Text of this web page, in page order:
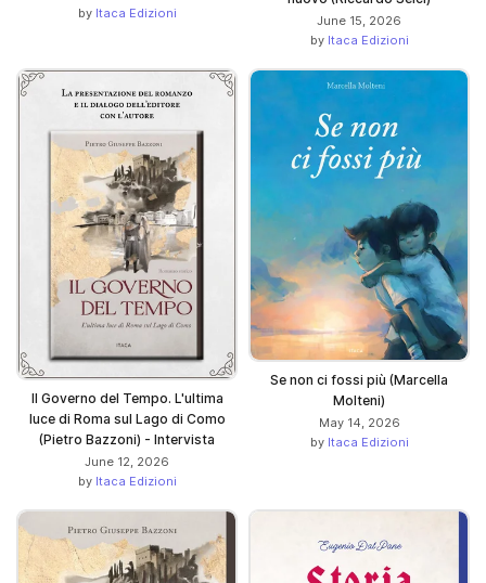
by Itaca Edizioni
June 15, 2026
by Itaca Edizioni
Il Governo del Tempo. L'ultima
luce di Roma sul Lago di Como
(Pietro Bazzoni) - Intervista
June 12, 2026
by Itaca Edizioni
Se non ci fossi più (Marcella
Molteni)
May 14, 2026
by Itaca Edizioni